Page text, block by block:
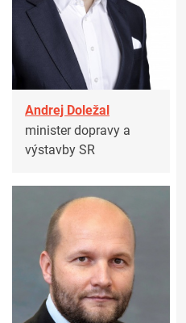
Andrej Doležal
minister dopravy a
výstavby SR